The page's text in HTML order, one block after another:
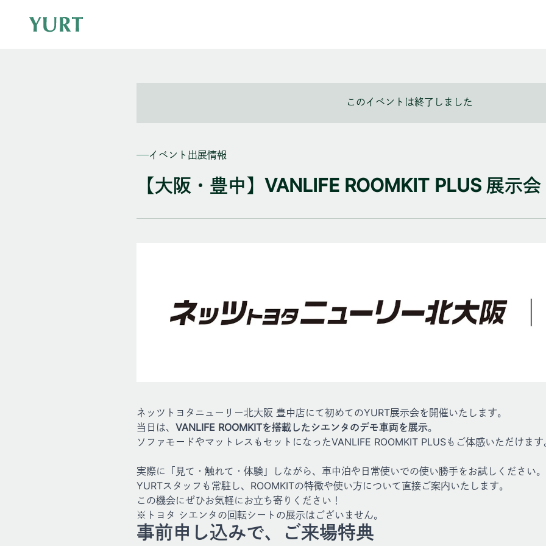
このイベントは終了しました
イベント出展情報
【大阪・豊中】VANLIFE ROOMKIT PLUS 展示会
ネッツトヨタニューリー北大阪 豊中店にて初めてのYURT展示会を開催いたします。
当日は、 VANLIFE ROOMKITを搭載したシエンタのデモ車両を展示。
ソファモードやマットレスもセットになったVANLIFE ROOMKIT PLUSもご体感いただけます
実際に「見て・触れて・体験」しながら、車中泊や日常使いでの使い勝手をお試しください。
YURTスタッフも常駐し、ROOMKITの特徴や使い方について直接ご案内いたします。
この機会にぜひお気軽にお立ち寄りください！
※トヨタ シエンタの回転シートの展示はございません。
事前申し込みで、ご来場特典